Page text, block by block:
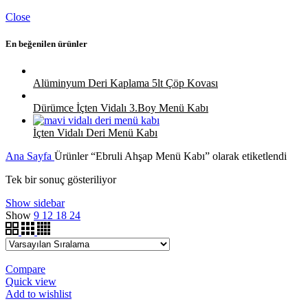
Close
En beğenilen ürünler
Alüminyum Deri Kaplama 5lt Çöp Kovası
Dürümce İçten Vidalı 3.Boy Menü Kabı
İçten Vidalı Deri Menü Kabı
Ana Sayfa Ürünler “Ebruli Ahşap Menü Kabı” olarak etiketlendi
Tek bir sonuç gösteriliyor
Show sidebar
Show 9 12 18 24
Compare
Quick view
Add to wishlist